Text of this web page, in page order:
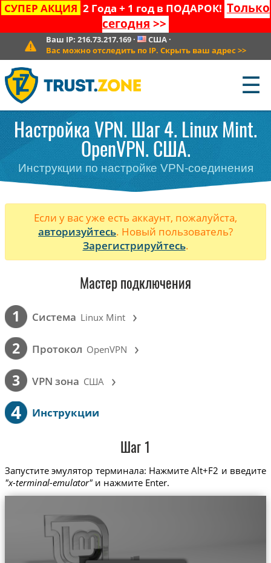
СУПЕР АКЦИЯ 2 Года + 1 год в ПОДАРОК! Только
сегодня >>
Ваш IP: 216.73.217.169· США·
Вас можно отследить по IP. Скрыть ваш адрес >>
☰
Настройка VPN. Шаг 4. Linux Mint.
OpenVPN. США.
Инструкции по настройке VPN-соединения
Если у вас уже есть аккаунт, пожалуйста,
авторизуйтесь. Новый пользователь?
Зарегистрируйтесь.
Мастер подключения
1 Cистема Linux Mint ›
2 Протокол OpenVPN ›
3 VPN зона США ›
4 Инструкции
Шаг 1
Запустите эмулятор терминала: Нажмите Alt+F2 и введите
"x-terminal-emulator"и нажмите Enter.